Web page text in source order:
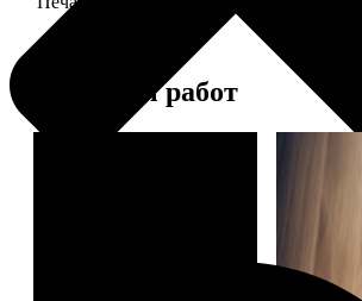
Примеры работ